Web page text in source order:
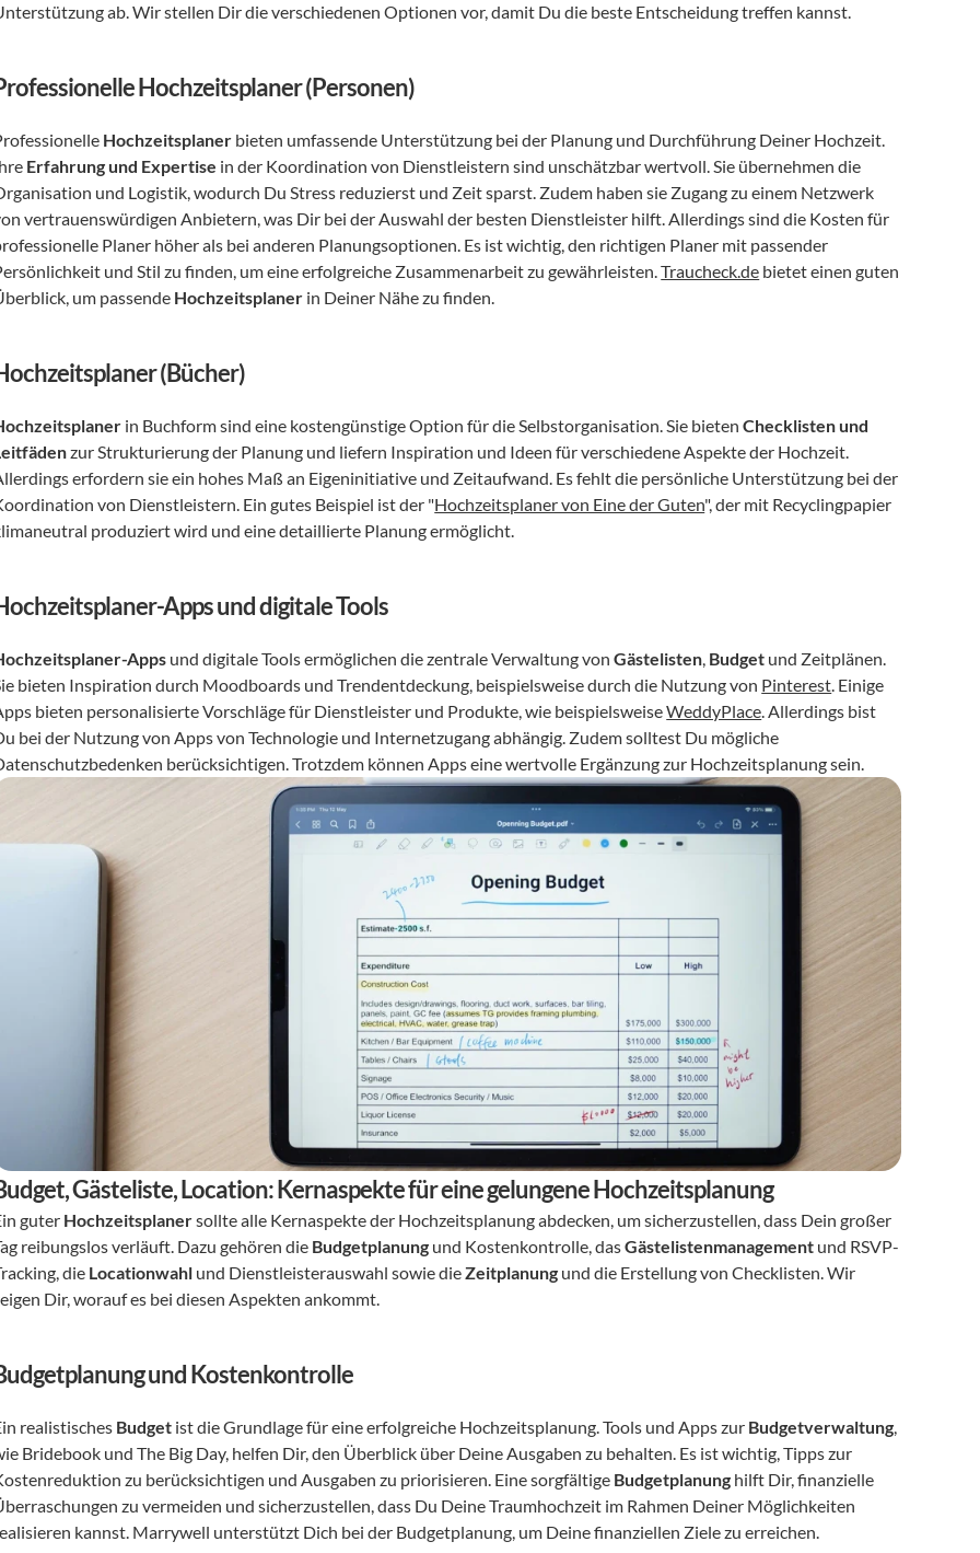
ab. Wir stellen Dir die verschiedenen Optionen vor, damit Du die beste Entscheidung treffen kannst.
Hochzeitsplaner (Personen)
Hochzeitsplaner bieten umfassende Unterstützung bei der Planung und Durchführung Deiner Hochzeit.
Erfahrung und Expertise in der Koordination von Dienstleistern sind unschätzbar wertvoll. Sie übernehmen die
und Logistik, wodurch Du Stress reduzierst und Zeit sparst. Zudem haben sie Zugang zu einem Netzwerk
vertrauenswürdigen Anbietern, was Dir bei der Auswahl der besten Dienstleister hilft. Allerdings sind die Kosten für
Planer höher als bei anderen Planungsoptionen. Es ist wichtig, den richtigen Planer mit passender
und Stil zu finden, um eine erfolgreiche Zusammenarbeit zu gewährleisten. Traucheck.de bietet einen guten
um passende Hochzeitsplaner in Deiner Nähe zu finden.
(Bücher)
in Buchform sind eine kostengünstige Option für die Selbstorganisation. Sie bieten Checklisten und
zur Strukturierung der Planung und liefern Inspiration und Ideen für verschiedene Aspekte der Hochzeit.
erfordern sie ein hohes Maß an Eigeninitiative und Zeitaufwand. Es fehlt die persönliche Unterstützung bei der
von Dienstleistern. Ein gutes Beispiel ist der "Hochzeitsplaner von Eine der Guten", der mit Recyclingpapier
produziert wird und eine detaillierte Planung ermöglicht.
Apps und digitale Tools
Apps und digitale Tools ermöglichen die zentrale Verwaltung von Gästelisten, Budget und Zeitplänen.
bieten Inspiration durch Moodboards und Trendentdeckung, beispielsweise durch die Nutzung von Pinterest. Einige
bieten personalisierte Vorschläge für Dienstleister und Produkte, wie beispielsweise WeddyPlace. Allerdings bist
bei der Nutzung von Apps von Technologie und Internetzugang abhängig. Zudem solltest Du mögliche
berücksichtigen. Trotzdem können Apps eine wertvolle Ergänzung zur Hochzeitsplanung sein.
Gästeliste, Location: Kernaspekte für eine gelungene Hochzeitsplanung
guter Hochzeitsplaner sollte alle Kernaspekte der Hochzeitsplanung abdecken, um sicherzustellen, dass Dein großer
reibungslos verläuft. Dazu gehören die Budgetplanung und Kostenkontrolle, das Gästelistenmanagement und RSVP-
die Locationwahl und Dienstleisterauswahl sowie die Zeitplanung und die Erstellung von Checklisten. Wir
Dir, worauf es bei diesen Aspekten ankommt.
und Kostenkontrolle
realistisches Budget ist die Grundlage für eine erfolgreiche Hochzeitsplanung. Tools und Apps zur Budgetverwaltung,
Bridebook und The Big Day, helfen Dir, den Überblick über Deine Ausgaben zu behalten. Es ist wichtig, Tipps zur
zu berücksichtigen und Ausgaben zu priorisieren. Eine sorgfältige Budgetplanung hilft Dir, finanzielle
zu vermeiden und sicherzustellen, dass Du Deine Traumhochzeit im Rahmen Deiner Möglichkeiten
kannst. Marrywell unterstützt Dich bei der Budgetplanung, um Deine finanziellen Ziele zu erreichen.